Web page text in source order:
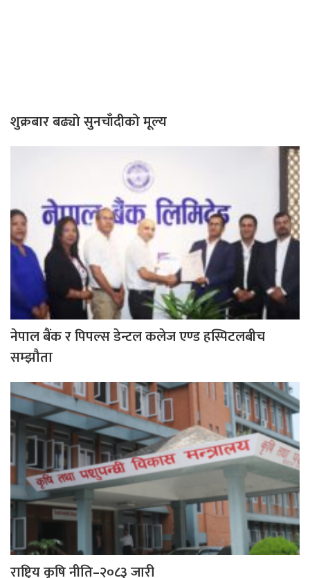
शुक्रबार बढ्यो सुनचाँदीको मूल्य
नेपाल बैंक र पिपल्स डेन्टल कलेज एण्ड हस्पिटलबीच
सम्झौता
राष्ट्रिय कृषि नीति–२०८३ जारी